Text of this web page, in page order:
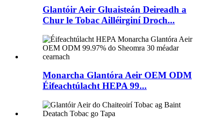
Glantóir Aeir Gluaisteán Deireadh a
Chur le Tobac Ailléirginí Droch...
Monarcha Glantóra Aeir OEM ODM
Éifeachtúlacht HEPA 99...